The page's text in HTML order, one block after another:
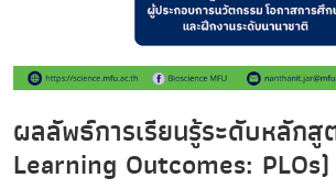
ผลลัพธ์การเรียนรู้ระดับหลักสู
Learning Outcomes: PLOs)